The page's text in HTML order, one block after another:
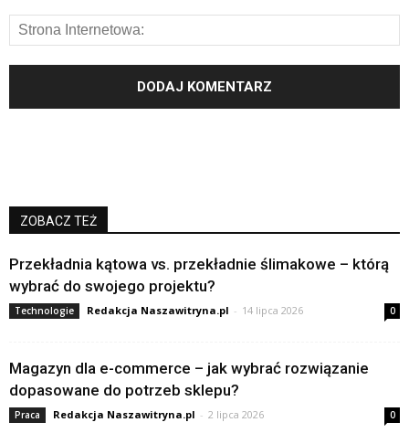
ZOBACZ TEŻ
Przekładnia kątowa vs. przekładnie ślimakowe – którą
wybrać do swojego projektu?
Technologie Redakcja Naszawitryna.pl - 14 lipca 2026 0
Magazyn dla e-commerce – jak wybrać rozwiązanie
dopasowane do potrzeb sklepu?
Praca Redakcja Naszawitryna.pl - 2 lipca 2026 0